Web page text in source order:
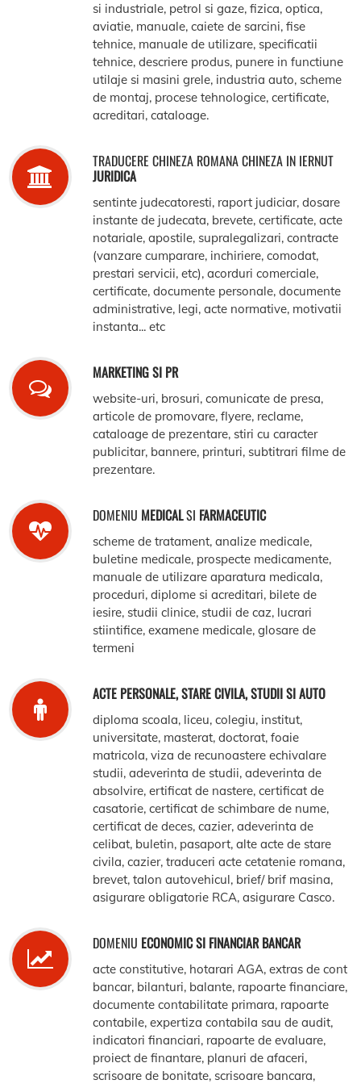
si industriale, petrol si gaze, fizica, optica,
aviatie, manuale, caiete de sarcini, fise
tehnice, manuale de utilizare, specificatii
tehnice, descriere produs, punere in functiune
utilaje si masini grele, industria auto, scheme
de montaj, procese tehnologice, certificate,
acreditari, cataloage.
TRADUCERE CHINEZA ROMANA CHINEZA IN IERNUT
JURIDICA
sentinte judecatoresti, raport judiciar, dosare
instante de judecata, brevete, certificate, acte
notariale, apostile, supralegalizari, contracte
(vanzare cumparare, inchiriere, comodat,
prestari servicii, etc), acorduri comerciale,
certificate, documente personale, documente
administrative, legi, acte normative, motivatii
instanta... etc
MARKETING SI PR
website-uri, brosuri, comunicate de presa,
articole de promovare, flyere, reclame,
cataloage de prezentare, stiri cu caracter
publicitar, bannere, printuri, subtitrari filme de
prezentare.
DOMENIU MEDICALSI FARMACEUTIC
scheme de tratament, analize medicale,
buletine medicale, prospecte medicamente,
manuale de utilizare aparatura medicala,
proceduri, diplome si acreditari, bilete de
iesire, studii clinice, studii de caz, lucrari
stiintifice, examene medicale, glosare de
termeni
ACTE PERSONALE, STARE CIVILA, STUDII SI AUTO
diploma scoala, liceu, colegiu, institut,
universitate, masterat, doctorat, foaie
matricola, viza de recunoastere echivalare
studii, adeverinta de studii, adeverinta de
absolvire, ertificat de nastere, certificat de
casatorie, certificat de schimbare de nume,
certificat de deces, cazier, adeverinta de
celibat, buletin, pasaport, alte acte de stare
civila, cazier, traduceri acte cetatenie romana,
brevet, talon autovehicul, brief/ brif masina,
asigurare obligatorie RCA, asigurare Casco.
DOMENIU ECONOMIC SI FINANCIAR BANCAR
acte constitutive, hotarari AGA, extras de cont
bancar, bilanturi, balante, rapoarte financiare,
documente contabilitate primara, rapoarte
contabile, expertiza contabila sau de audit,
indicatori financiari, rapoarte de evaluare,
proiect de finantare, planuri de afaceri,
scrisoare de bonitate, scrisoare bancara,